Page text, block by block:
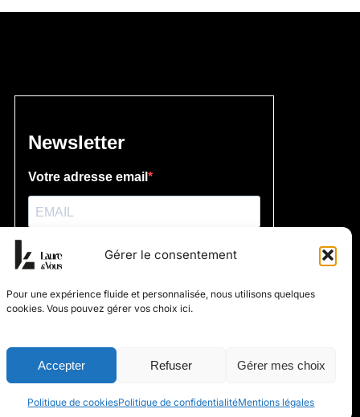
Gérer le consentement
Pour une expérience fluide et personnalisée, nous utilisons quelques
cookies. Vous pouvez gérer vos choix ici.
Accepter Refuser Gérer mes choix
Politique de cookiesPolitique de confidentialitéMentions légales